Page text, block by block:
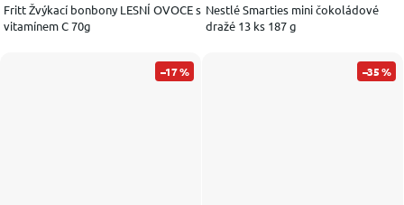
Fritt Žvýkací bonbony LESNÍ OVOCE s
vitamínem C 70g
Nestlé Smarties mini čokoládové
dražé 13 ks 187 g
–17 % –35 %